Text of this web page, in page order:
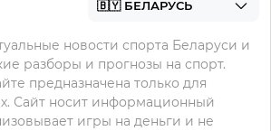
новости спорта Беларуси и
разборы и прогнозы на спорт.
предназначена только для
Сайт носит информационный
игры на деньги и не